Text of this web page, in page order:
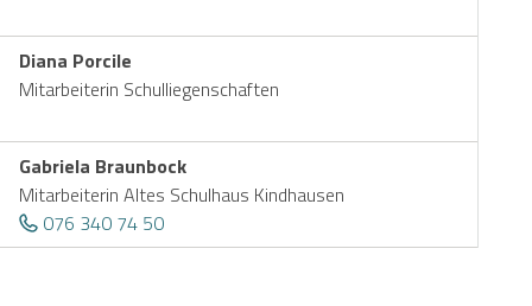
Diana Porcile
Mitarbeiterin Schulliegenschaften
Gabriela Braunbock
Mitarbeiterin Altes Schulhaus Kindhausen
076 340 74 50